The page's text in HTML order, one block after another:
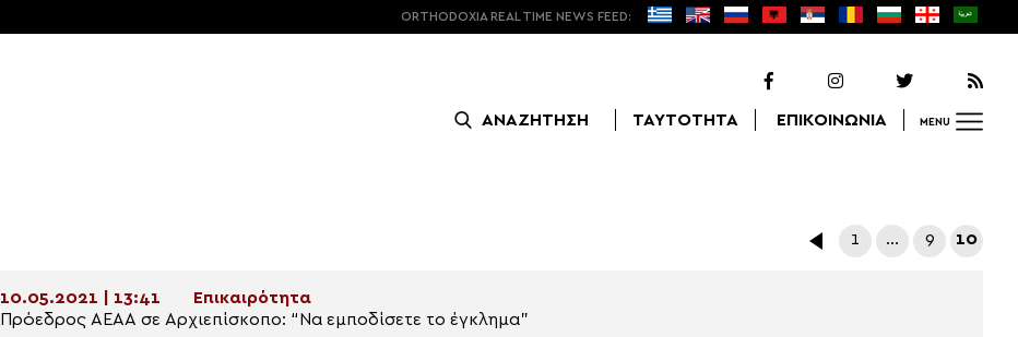
ORTHODOXIA REAL TIME NEWS FEED:
ΑΝΑΖΗΤΗΣΗ ΤΑΥΤΟΤΗΤΑ ΕΠΙΚΟΙΝΩΝΙΑ MENU
1 … 9 10
10.05.2021 | 13:41
Επικαιρότητα
Πρόεδρος ΑΕΑΑ σε Αρχιεπίσκοπο: “Nα εμποδίσετε το έγκλημα”